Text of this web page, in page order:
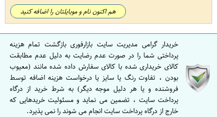
هم اکنون نام و موبایلتان را اضافه کنید
خریدار گرامی مدیریت سایت بازارفوری بازگشت تمام هزینه
پرداختی شما را در صورت عدم رضایت به دلیل عدم مطابقت
کالای خریداری شده با کالای سفارش داده شده مانند (معیوب
بودن ، تفاوت رنگ یا سایز یا درخواست هزینه اضافه توسط
فروشنده و یا هر دلیل موجه دیگر) به شرط خرید از درگاه
پرداخت سایت ، تضمین می نماید و مسئولیت خریدهایی که
خارج از درگاه پرداخت سایت انجام می شوند را نمی پذیرد.